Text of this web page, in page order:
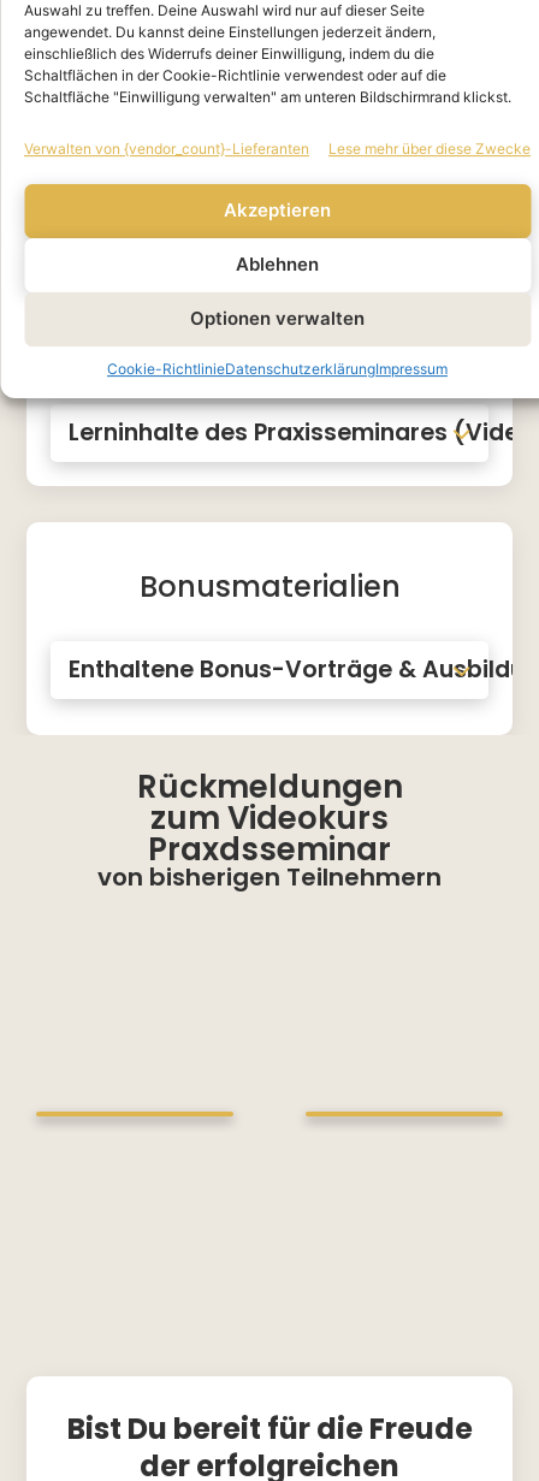
Auswahl zu treffen. Deine Auswahl wird nur auf dieser Seite
angewendet. Du kannst deine Einstellungen jederzeit ändern,
einschließlich des Widerrufs deiner Einwilligung, indem du die
Schaltflächen in der Cookie-Richtlinie verwendest oder auf die
Schaltfläche "Einwilligung verwalten" am unteren Bildschirmrand klickst.
Verwalten von {vendor_count}-Lieferanten Lese mehr über diese Zwecke
Akzeptieren
Ablehnen
Optionen verwalten
Cookie-RichtlinieDatenschutzerklärungImpressum
Begleitende Telegram-Gruppe
für Fragen/Antworten, Austausch,
Übungspartner
Inhalte des Kurses
Lerninhalte des Praxisseminares
Bonusmaterialien
Enthaltene Bonus-Vorträge &
Rückmeldungen
zum Videokurs
Praxdsseminar
von bisherigen Teilnehmern
zu akzeptieren und
zu akzeptieren und
Bist Du bereit für die Freude
der erfolgreichen